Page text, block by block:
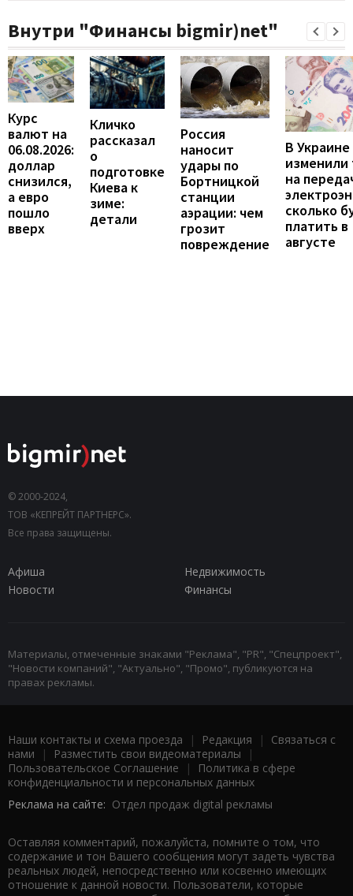
Внутри "Финансы bigmir)net"
Курс
валют на
06.08.2026:
доллар
снизился,
а евро
пошло
вверх
Кличко
рассказал
о
подготовке
Киева к
зиме:
детали
Россия
наносит
удары по
Бортницкой
станции
аэрации: чем
грозит
повреждение
В Украине
на
сколько
платить в
августе
© 2000-2024,
ТОВ «КЕПРЕЙТ ПАРТНЕРС».
Все права защищены.
Афиша
Недвижимость
Новости
Финансы
Материалы, отмеченные знаками "Реклама", "PR", "Спецпроект",
"Новости компаний", "Актуально", "Промо", публикуются на
правах рекламы.
Наши контакты и схема проезда | Редакция | Связаться с
нами | Разместить свои видеоматериалы |
Пользовательское Соглашение |
Политика в сфере
конфиденциальности и персональных данных
Реклама на сайте: Отдел продаж digital рекламы
Оставляя комментарий, пожалуйста, помните о том, что
содержание и тон Вашего сообщения могут задеть чувства
реальных людей, непосредственно или косвенно имеющих
отношение к данной новости. Пользователи, которые